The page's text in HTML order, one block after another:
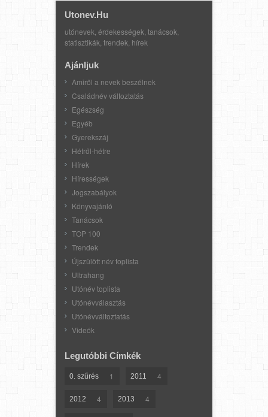
Utonev.hu
utónevek, érdekességek, tanácsok,
statisztikák, trendek, hírek
Ajánljuk
Amiről a nevek beszélnek
Családnév változtatás
Egészség
Egyéb
Gyerekszáj
Hétről-hétre
Hírek
Hírességek
Jogszabályok
Könyvajánló
Tanácsok
TOP 100
Trendek
Újszülött név toplista
Ultrahang
Utónév toplista
Utónévválasztás
Utónévváltoztatás
Videók
Legutóbbi Címkék
0. szűrés 1 2011 4
2012 4 2013 4